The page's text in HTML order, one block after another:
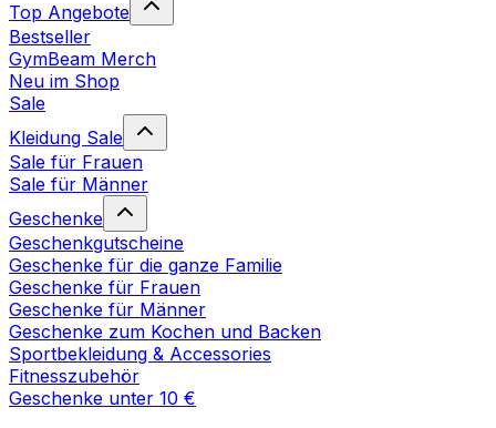
Top Angebote
Bestseller
GymBeam Merch
Neu im Shop
Sale
Kleidung Sale
Sale für Frauen
Sale für Männer
Geschenke
Geschenkgutscheine
Geschenke für die ganze Familie
Geschenke für Frauen
Geschenke für Männer
Geschenke zum Kochen und Backen
Sportbekleidung & Accessories
Fitnesszubehör
Geschenke unter 10 €